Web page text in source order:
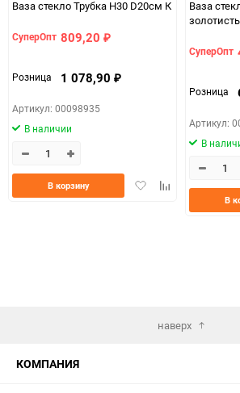
Ваза стекло Трубка H30 D20см К
СуперОпт 809,20 ₽
Розница 1 078,90 ₽
Артикул: 00098935
В наличии
ДобавитьДобавить
сравнению
В корзину
Ваза
СуперОпт
Розница
Артикул:
В
В
наверх
КОМПАНИЯ